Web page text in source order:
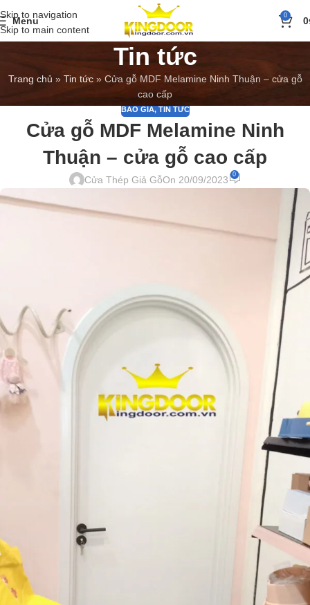
Skip to navigation
Skip to main content
Menu 0 0
Tin tức
Trang chủ » Tin tức» Cửa gỗ MDF Melamine Ninh Thuận – cửa gỗ
cao cấp
BÁO GIÁ, TIN TỨC
Cửa gỗ MDF Melamine Ninh
Thuận – cửa gỗ cao cấp
Cửa Thép Giả GỗOn 20/09/2023 0